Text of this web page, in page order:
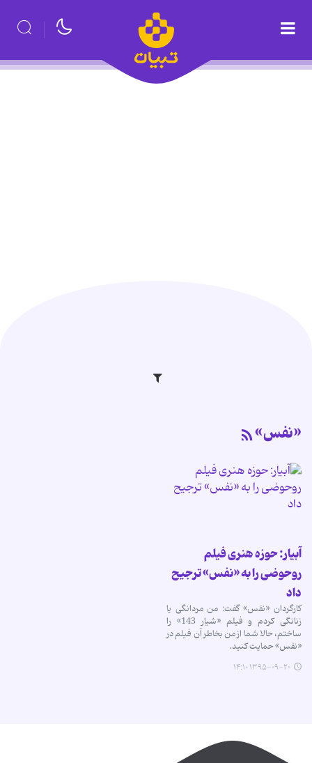
«نفس»
آبیار: حوزه هنری فیلم
روحوضی را به «نفس» ترجیح
داد
کارگردان «نفس» گفت: من مردانگی یا
زنانگی کردم و فیلم «شیار 143» را
ساختم، حالا شما از من بخاطر آن فیلم در
«نفس» حمایت کنید.
۱۳۹۵-۰۹-۲۰ ۱۴:۱۰